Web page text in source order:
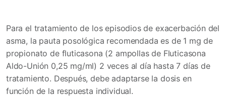
Para el tratamiento de los episodios de exacerbación del
asma, la pauta posológica recomendada es de 1 mg de
propionato de fluticasona (2 ampollas de Fluticasona
Aldo-Unión 0,25 mg/ml) 2 veces al día hasta 7 días de
tratamiento. Después, debe adaptarse la dosis en
función de la respuesta individual.